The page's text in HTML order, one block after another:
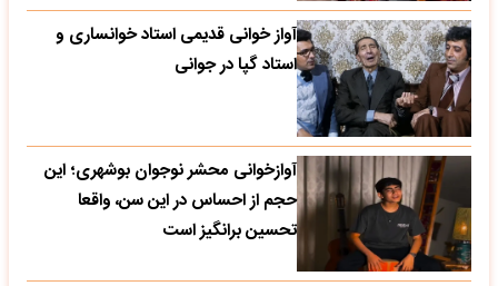
آواز خوانی قدیمی استاد خوانساری و
استاد گپا در جوانی
آوازخوانی محشر نوجوان بوشهری؛ این
حجم از احساس در این سن، واقعا
تحسین‌ برانگیز است